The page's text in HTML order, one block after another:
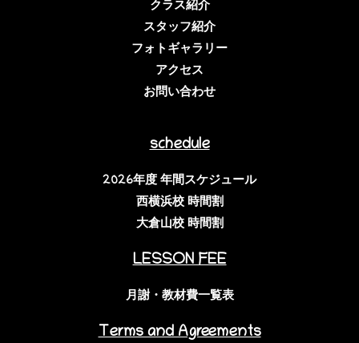
schedule
2026年度 年間スケジュール
西横浜校 時間割
大倉山校 時間割
LESSON FEE
月謝・教材費一覧表
Terms and Agreements
クラス紹介
スタッフ紹介
フォトギャラリー
アクセス
お問い合わせ